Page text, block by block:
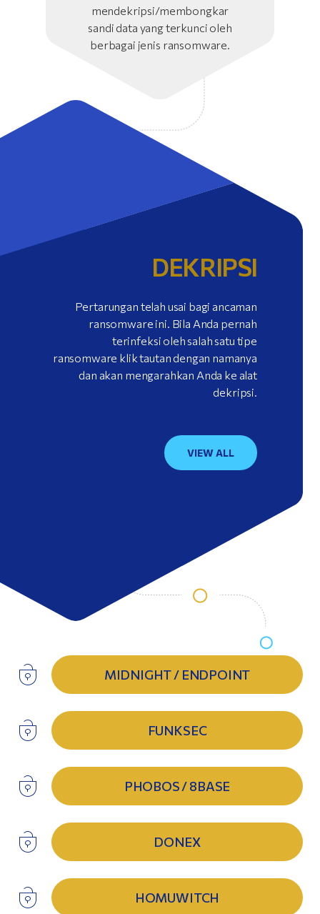
mendekripsi/membongkar
sandi data yang terkunci oleh
berbagai jenis ransomware.
DEKRIPSI
Pertarungan telah usai bagi ancaman
ransomware ini. Bila Anda pernah
terinfeksi oleh salah satu tipe
ransomware klik tautan dengan namanya
dan akan mengarahkan Anda ke alat
dekripsi.
VIEW ALL
MIDNIGHT / ENDPOINT
FUNKSEC
PHOBOS / 8BASE
DONEX
HOMUWITCH